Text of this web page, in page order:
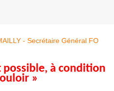
possible, à condition
»